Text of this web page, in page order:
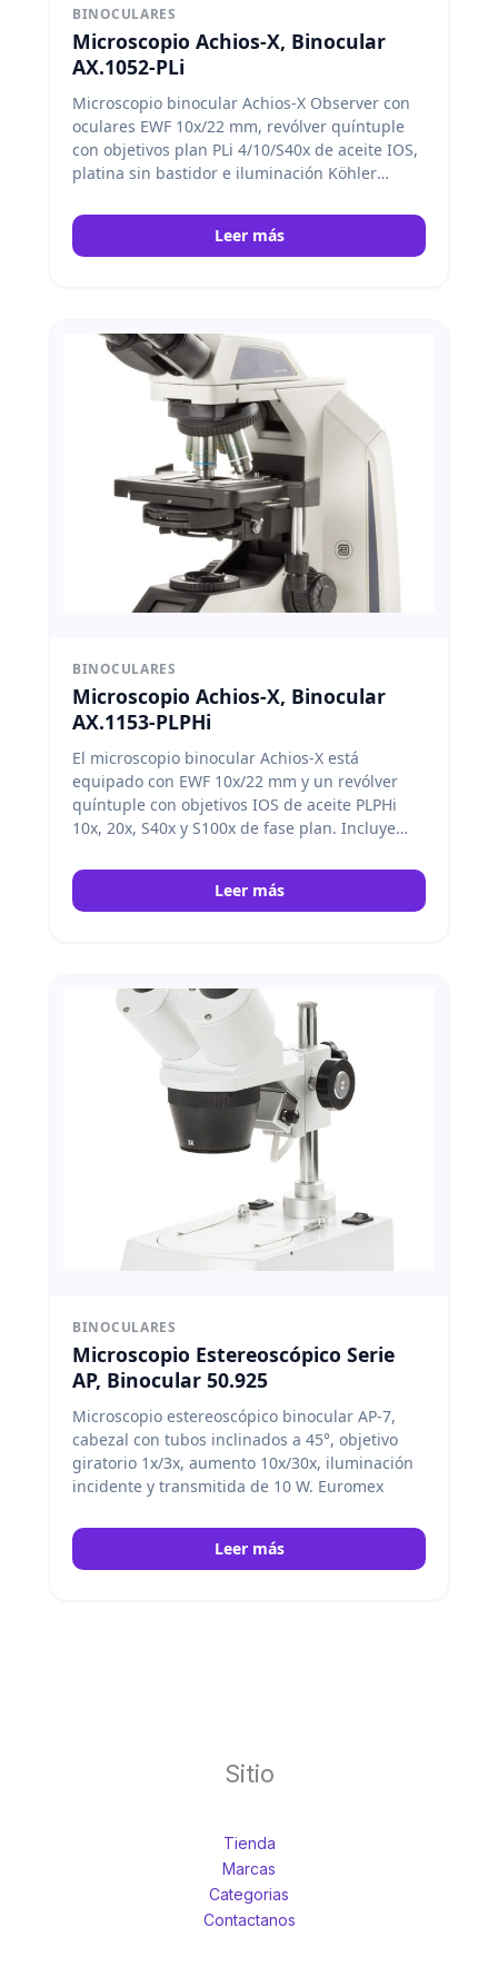
BINOCULARES
Microscopio Achios-X, Binocular
AX.1052-PLi
Microscopio binocular Achios-X Observer con
oculares EWF 10x/22 mm, revólver quíntuple
con objetivos plan PLi 4/10/S40x de aceite IOS,
platina sin bastidor e iluminación Köhler
luz. Euromex
Leer más
BINOCULARES
Microscopio Achios-X, Binocular
AX.1153-PLPHi
El microscopio binocular Achios-X está
equipado con EWF 10x/22 mm y un revólver
quíntuple con objetivos IOS de aceite PLPHi
10x, 20x, S40x y S100x de fase plan. Incluye
iluminación Köhler NeoLED™ de 3 W. Además,
cuenta con control inteligente de luz para un
Leer más
BINOCULARES
Microscopio Estereoscópico Serie
AP, Binocular 50.925
Microscopio estereoscópico binocular AP-7,
cabezal con tubos inclinados a 45°, objetivo
giratorio 1x/3x, aumento 10x/30x, iluminación
incidente y transmitida de 10 W. Euromex
Leer más
Sitio
Tienda
Marcas
Categorias
Contactanos